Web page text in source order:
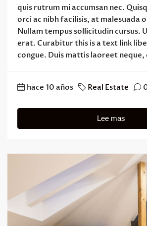
quis rutrum mi accumsan nec.
orci ac nibh facilisis, at malesuada
Nullam tempus sollicitudin cursus.
erat. Curabitur this is a text link
congue. Duis mattis laoreet neque,
hace 10 años Real Estate
Lee mas